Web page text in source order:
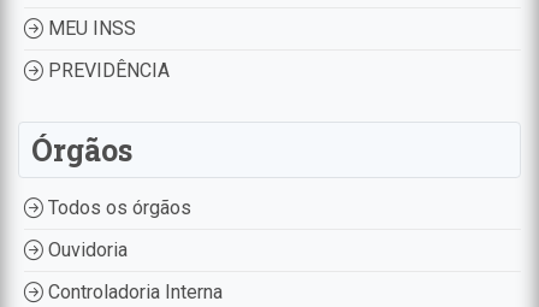
MEU INSS
PREVIDÊNCIA
Órgãos
Todos os órgãos
Ouvidoria
Controladoria Interna